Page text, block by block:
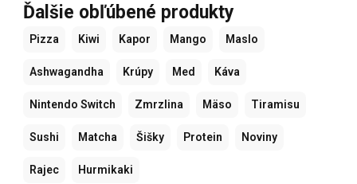
Ďalšie obľúbené produkty
Pizza Kiwi Kapor Mango Maslo
Ashwagandha Krúpy Med Káva
Nintendo Switch Zmrzlina Mäso Tiramisu
Sushi Matcha Šišky Protein Noviny
Rajec Hurmikaki